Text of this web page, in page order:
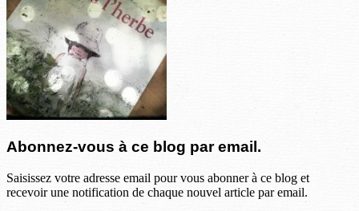
Abonnez-vous à ce blog par email.
Saisissez votre adresse email pour vous abonner à ce blog et
recevoir une notification de chaque nouvel article par email.